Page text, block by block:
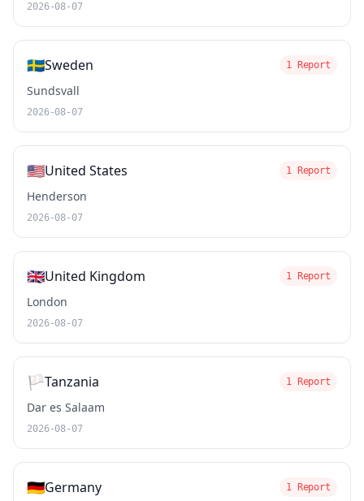
2026-08-07
🇸🇪Sweden 1 Report
Sundsvall
2026-08-07
🇺🇸United States 1 Report
Henderson
2026-08-07
🇬🇧United Kingdom 1 Report
London
2026-08-07
🏳️Tanzania 1 Report
Dar es Salaam
2026-08-07
🇩🇪Germany 1 Report